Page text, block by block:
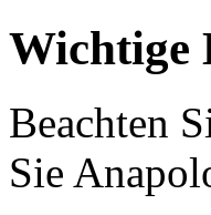
Wichtige
Beachten
Sie